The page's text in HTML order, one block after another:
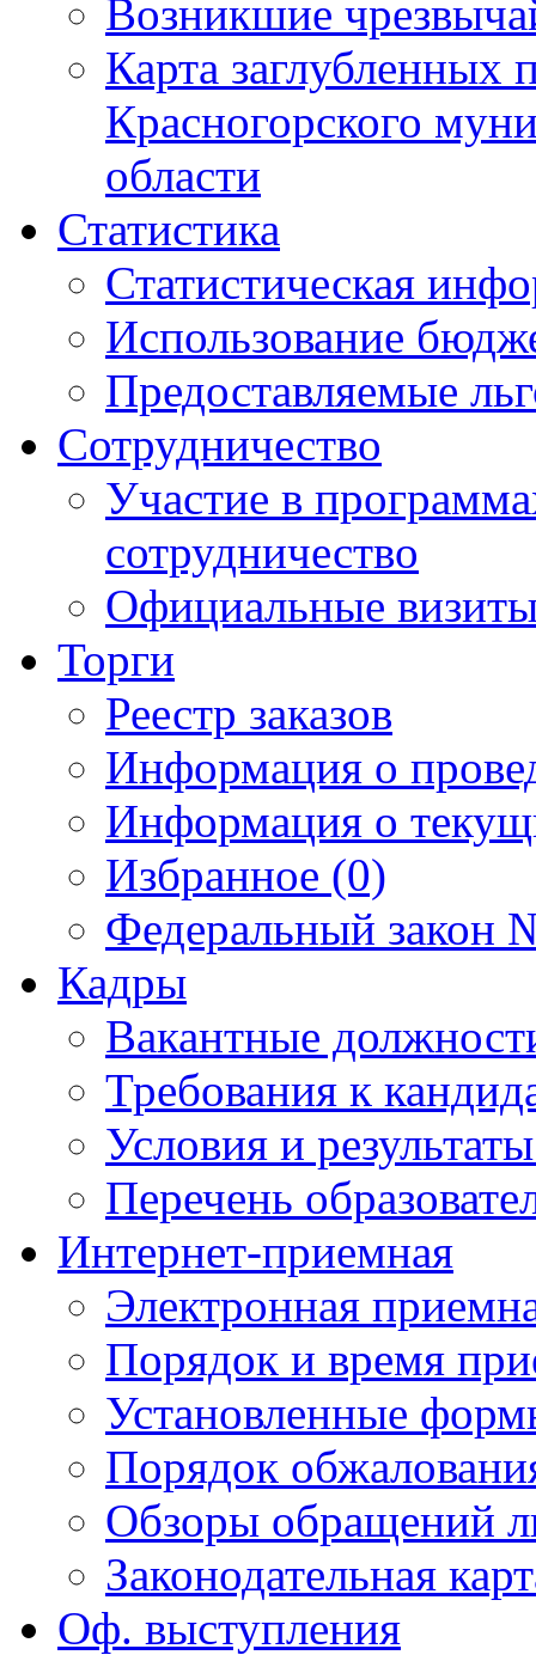
Возникшие
Карта
Красногорского
области
Статистика
Статистическая
Использование
Предоставляемые
Сотрудничество
Участие в
сотрудничество
Официальные
Торги
Реестр заказов
Информация о
Информация о
Избранное (0)
Федеральный закон
Кадры
Вакантные
Требования к
Условия и
Перечень
Интернет-приемная
Электронная
Порядок и время
Установленные
Порядок
Обзоры обращений
Законодательная
Оф. выступления